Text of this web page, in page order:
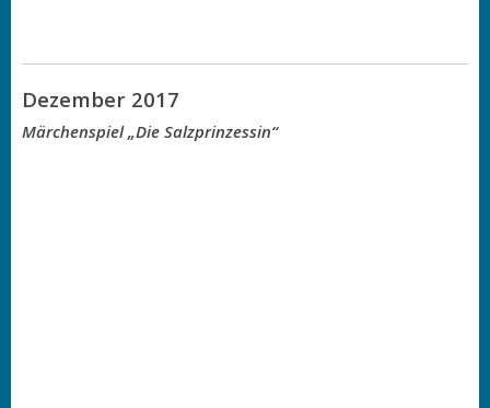
Dezember 2017
Märchenspiel „Die Salzprinzessin“